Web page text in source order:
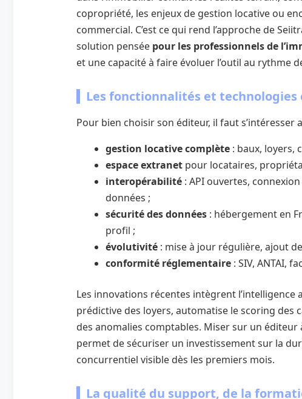
copropriété, les enjeux de gestion locative ou
commercial. C’est ce qui rend l’approche de
solution pensée pour les professionnels de
et une capacité à faire évoluer l’outil au rythme
Les fonctionnalités et technologies
Pour bien choisir son éditeur, il faut s’intéresser
gestion locative complète : baux, loyers,
espace extranet pour locataires,
interopérabilité : API ouvertes,
données ;
sécurité des données : hébergement en
profil ;
évolutivité : mise à jour régulière, ajout
conformité réglementaire : SIV, ANTAI,
Les innovations récentes intègrent l’intelligence
prédictive des loyers, automatise le scoring des
des anomalies comptables. Miser sur un
permet de sécuriser un investissement sur la
concurrentiel visible dès les premiers mois.
La qualité du support, de la